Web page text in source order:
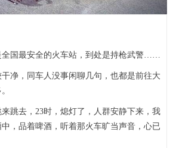
全国最安全的火车站，到处是持枪武警……
净，同车人没事闲聊几句，也都是前往大
跳去，23时，熄灯了，人群安静下来，我
，品着啤酒，听着那火车旷当声音，心已